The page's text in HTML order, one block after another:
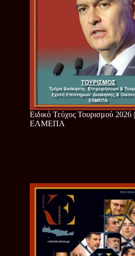
Ειδικό Τεύχος Τουρισμού 2026 |
ΕΛΜΕΠΑ